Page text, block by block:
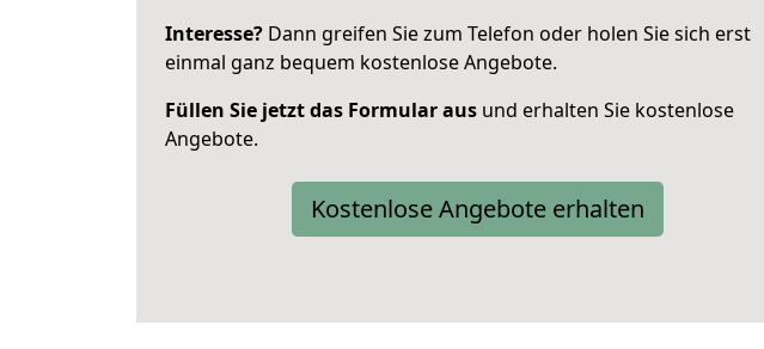
Interesse? Dann greifen Sie zum Telefon oder holen Sie sich erst
einmal ganz bequem kostenlose Angebote.
Füllen Sie jetzt das Formular aus und erhalten Sie kostenlose
Angebote.
Kostenlose Angebote erhalten